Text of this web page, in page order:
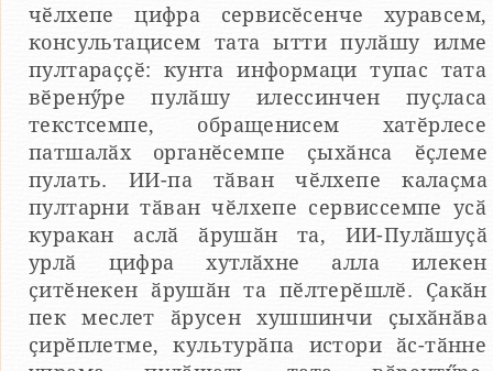
чӗлхепе цифра сервисӗсенче хуравсем,
консультацисем тата ытти пулӑшу илме
пултараҫҫӗ: кунта информаци тупас тата
вӗренӳре пулӑшу илессинчен пуҫласа
текстсемпе, обращенисем хатӗрлесе
патшалӑх органӗсемпе ҫыхӑнса ӗҫлеме
пулать. ИИ-па тӑван чӗлхепе калаҫма
пултарни тӑван чӗлхепе сервиссемпе усӑ
куракан аслӑ ӑрушӑн та, ИИ-Пулӑшуҫӑ
урлӑ цифра хутлӑхне алла илекен
ҫитӗнекен ӑрушӑн та пӗлтерӗшлӗ. Ҫакӑн
пек меслет ӑрусен хушшинчи ҫыхӑнӑва
ҫирӗплетме, культурӑпа истори ӑс-тӑнне